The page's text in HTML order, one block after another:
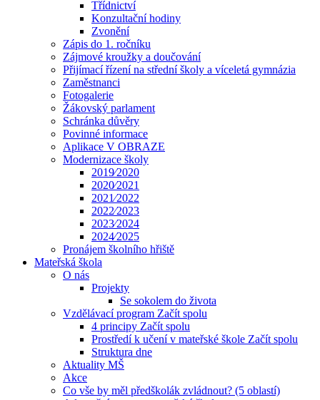
Třídnictví
Konzultační hodiny
Zvonění
Zápis do 1. ročníku
Zájmové kroužky a doučování
Přijímací řízení na střední školy a víceletá gymnázia
Zaměstnanci
Fotogalerie
Žákovský parlament
Schránka důvěry
Povinné informace
Aplikace V OBRAZE
Modernizace školy
2019⁄2020
2020⁄2021
2021⁄2022
2022⁄2023
2023⁄2024
2024⁄2025
Pronájem školního hřiště
Mateřská škola
O nás
Projekty
Se sokolem do života
Vzdělávací program Začít spolu
4 principy Začít spolu
Prostředí k učení v mateřské škole Začít spolu
Struktura dne
Aktuality MŠ
Akce
Co vše by měl předškolák zvládnout? (5 oblastí)